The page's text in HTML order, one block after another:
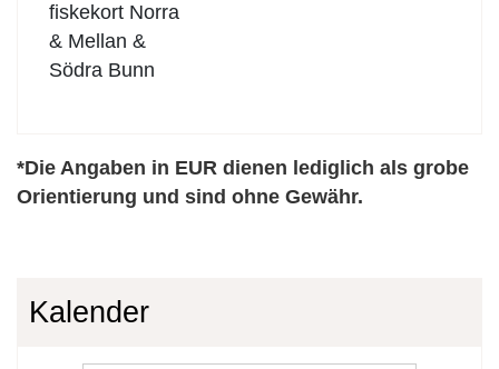
fiskekort Norra
& Mellan &
Södra Bunn
*Die Angaben in EUR dienen lediglich als grobe
Orientierung und sind ohne Gewähr.
Kalender